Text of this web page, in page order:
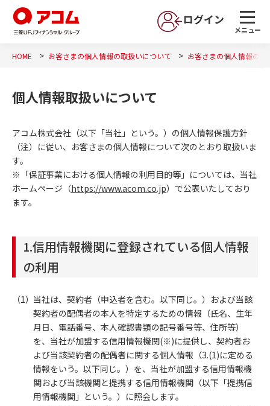
ログイン
メニュー
HOME お客さまの個人情報の取扱いについて お客さまの個人情報の
個人情報取扱いについて
アコム株式会社（以下「当社」という。）の個人情報保護方針
（注）に従い、お客さまの個人情報について次のとおり取扱いま
す。
※「保証事業における個人情報の利用目的等」については、当社
ホームページ（https://www.acom.co.jp）で公表いたしており
ます。
1.信用情報機関に登録されている個人情報
の利用
当社は、契約者（申込者を含む。以下同じ。）および当該
契約者の配偶者の本人を特定するための情報（氏名、生年
月日、電話番号、本人確認書類の記号番号等、住所等）
を、当社が加盟する信用情報機関(※)に提供し、契約者お
よび当該契約者の配偶者に関する個人情報（3.(1)に定める
情報をいう。以下同じ。）を、当社が加盟する信用情報機
関および当該機関と提携する信用情報機関（以下「提携信
用情報機関」という。）に照会します。